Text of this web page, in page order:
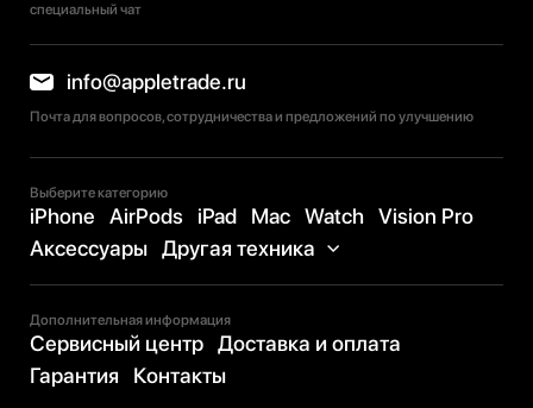
специальный чат
info@appletrade.ru
Почта для вопросов, сотрудничества и предложений по улучшению
Выберите категорию
iPhone AirPods iPad Mac Watch
Vision Pro
Аксессуары Другая техника
Дополнительная информация
Сервисный центр Доставка и оплата
Гарантия
Контакты